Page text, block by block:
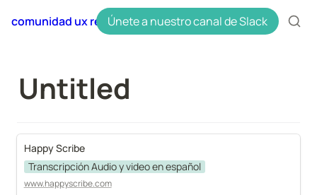
comunidad ux research en español uxres
Únete a nuestro canal de Slack
Untitled
Happy Scribe
Transcripción Audio y video en español
www.happyscribe.com